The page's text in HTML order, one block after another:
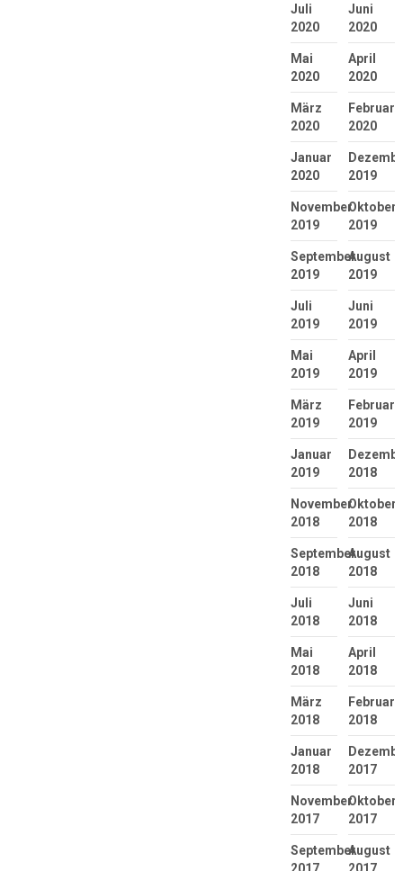
Juli
2020
Juni
2020
Mai
2020
April
2020
März
2020
Februar
2020
Januar
2020
2019
November
2019
Oktober
2019
September
2019
August
2019
Juli
2019
Juni
2019
Mai
2019
April
2019
März
2019
Februar
2019
Januar
2019
2018
November
2018
Oktober
2018
September
2018
August
2018
Juli
2018
Juni
2018
Mai
2018
April
2018
März
2018
Februar
2018
Januar
2018
2017
November
2017
Oktober
2017
September
2017
August
2017